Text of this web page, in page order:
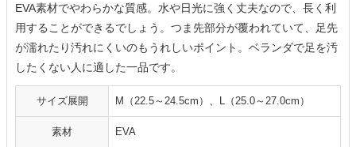
EVA素材でやわらかな質感。水や日光に強く丈夫なので、長く利
用することができるでしょう。つま先部分が覆われていて、足先
が濡れたり汚れにくいのもうれしいポイント。ベランダで足を汚
したくない人に適した一品です。
サイズ展開 M（22.5～24.5cm）、L（25.0～27.0cm）
素材 EVA